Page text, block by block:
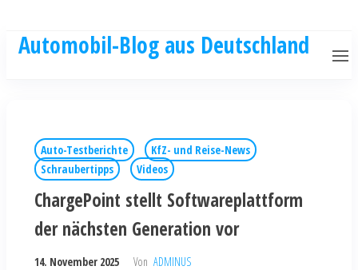
Automobil-Blog aus Deutschland
Auto-Testberichte
KfZ- und Reise-News
Schraubertipps
Videos
ChargePoint stellt Softwareplattform
der nächsten Generation vor
14. November 2025 Von ADMINUS